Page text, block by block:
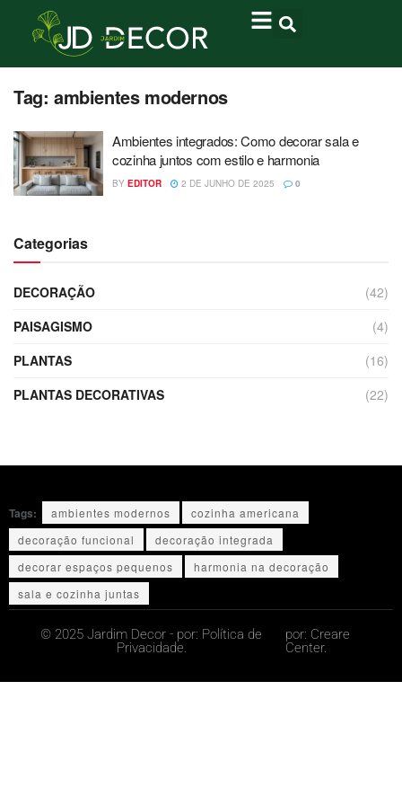
Tag: ambientes modernos
Ambientes integrados: Como decorar sala e
cozinha juntos com estilo e harmonia
BY EDITOR 2 DE JUNHO DE 2025 0
Categorias
DECORAÇÃO
(42)
PAISAGISMO
(4)
PLANTAS
(16)
PLANTAS DECORATIVAS
(22)
Tags: ambientes modernos
cozinha americana
decoração funcional
decoração integrada
decorar espaços pequenos
harmonia na decoração
sala e cozinha juntas
© 2025 Jardim Decor - por: Política de
Privacidade.
por: Creare
Center.